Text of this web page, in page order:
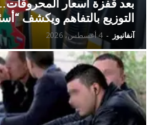
بعد قفزة أسعار
التوزيع بالتفاهم ويكشف
آنفانيوز - 4 أغسطس، 2026